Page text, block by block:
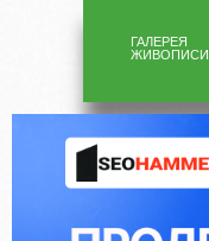
ГАЛЕРЕЯ
ЖИВОПИСИ